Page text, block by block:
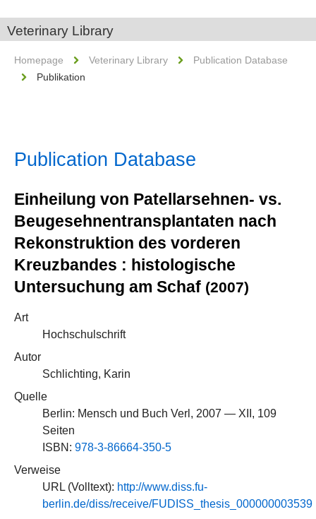
Veterinary Library
Homepage Veterinary Library
Publication Database
Publikation
Publication Database
Einheilung von Patellarsehnen- vs.
Beugesehnentransplantaten nach
Rekonstruktion des vorderen
Kreuzbandes : histologische
Untersuchung am Schaf (2007)
Art
Hochschulschrift
Autor
Schlichting, Karin
Quelle
Berlin: Mensch und Buch Verl, 2007 — XII, 109
Seiten
ISBN: 978-3-86664-350-5
Verweise
URL (Volltext): http://www.diss.fu-
berlin.de/diss/receive/FUDISS_thesis_000000003539